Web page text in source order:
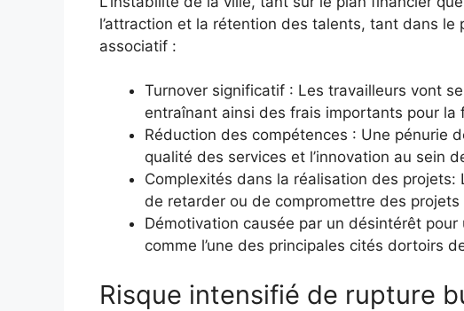
l’attraction et la rétention des talents, tant dans le
associatif :
Turnover significatif : Les travailleurs vont
entraînant ainsi des frais importants pour la
Réduction des compétences : Une pénurie
qualité des services et l’innovation au sein
Complexités dans la réalisation des
de retarder ou de compromettre des
Démotivation causée par un désintérêt pour
comme l’une des principales cités dortoirs
Risque intensifié de rupture